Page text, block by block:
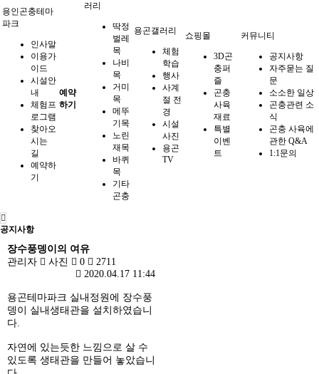
용인곤충테마
파크
인사말
이용가
이드
시설안
내
체험프
로그램
찾아오
시는
길
예약하
기
예약
하기
러리
딱정
벌레
목
나비
목
거미
목
메뚜
기목
노린
재목
바퀴
목
기타
곤충
용곤갤러리
체험
학습
행사
사계
절 전
경
시설
사진
용곤
TV
쇼핑몰
3D곤
충퍼
즐
곤충
사육
재료
특별
이벤
트
커뮤니티
공지사항
자주묻는 질
문
소소한 일상
곤충관련 소
식
곤충 사육에
관한 Q&A
1:1문의
공지사항
장수풍뎅이의 여유
관리자
사진 0
2711
2020.04.17 11:44
용곤테마파크 실내정원에 장수풍
뎅이 실내생태관을 설치하였습니
다.
자연에 있는듯한 느낌으로 살 수
있도록 생태관을 만들어 놓았습니